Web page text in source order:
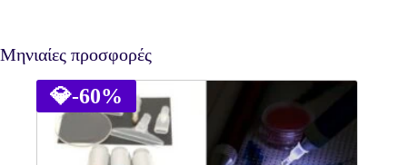
Μηνιαίες προσφορές
💎-60%